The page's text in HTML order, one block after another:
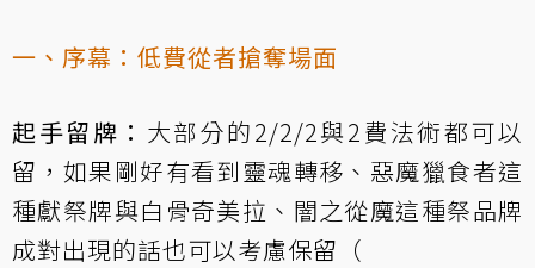
一、序幕：低費從者搶奪場面
起手留牌： 大部分的2/2/2與2費法術都可以
留，如果剛好有看到 靈魂轉移 、 惡魔獵食者這
種獻祭牌與白骨奇美拉 、 闇之從魔這種祭品牌
成對出現的話也可以考慮保留（